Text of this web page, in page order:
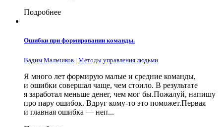
Подробнее
Ошибки при формировании команды.
Вадим Мальчиков | Методы управления людьми
Я много лет формирую малые и средние команды,
и ошибки совершал чаще, чем стоило. В результате
я заработал меньше денег, чем мог бы.Пожалуй, напишу
про пару ошибок. Вдруг кому-то это поможет.Первая
и главная ошибка — неп...